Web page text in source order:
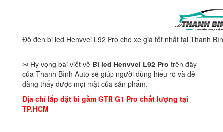
Độ đèn bi led Henvvei L92 Pro cho xe giá tốt nhất tại Thanh
✉ Hy vọng bài viết về Bi led Henvvei L92 Pro trên đây
của Thanh Bình Auto sẽ giúp người dùng hiểu rõ và dễ
dàng thấy được mọi mặt của sản phẩm.
Địa chỉ lắp đặt bi gầm GTR G1 Pro chất lượng tại
TP.HCM